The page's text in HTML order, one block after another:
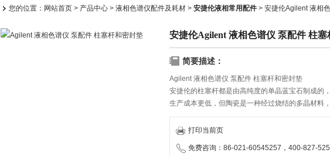
您的位置： 网站首页 > 产品中心 > 液相色谱仪配件及耗材 > 安捷伦液相常用配件 > 安捷伦Agilent 液相
安捷伦Agilent 液相色谱仪 泵配件 柱塞
简要描述：
Agilent 液相色谱仪 泵配件 柱塞杆和密封垫
安捷伦的柱塞杆都是由高纯度的单晶蓝宝石制成的
生产成本更低，但陶瓷是一种经过烧结的多晶材料
意料之外的变化。安捷伦密封垫是严格按柱塞杆尺
压力。我们的柱塞杆和密封垫组合经过许多仪器在
打印当前页
免费咨询：86-021-60545257，400-827-